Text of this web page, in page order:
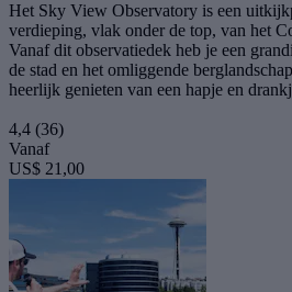
Het Sky View Observatory is een
verdieping, vlak onder de top, van het
Vanaf dit observatiedek heb je een
de stad en het omliggende
heerlijk genieten van een hapje en
4,4 (36)
Vanaf
US$ 21,00